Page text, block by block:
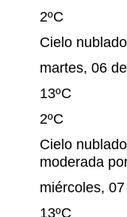
2ºC
Cielo
martes, 06
13ºC
2ºC
Cielo
moderada
miércoles,
13ºC